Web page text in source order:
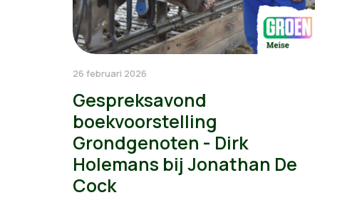
26 februari 2026
Gespreksavond
boekvoorstelling
Grondgenoten - Dirk
Holemans bij Jonathan De
Cock